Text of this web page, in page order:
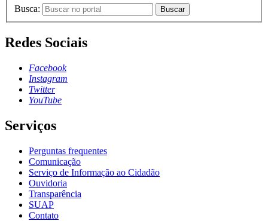
Busca: Buscar
Redes Sociais
Facebook
Instagram
Twitter
YouTube
Serviços
Perguntas frequentes
Comunicação
Serviço de Informação ao Cidadão
Ouvidoria
Transparência
SUAP
Contato